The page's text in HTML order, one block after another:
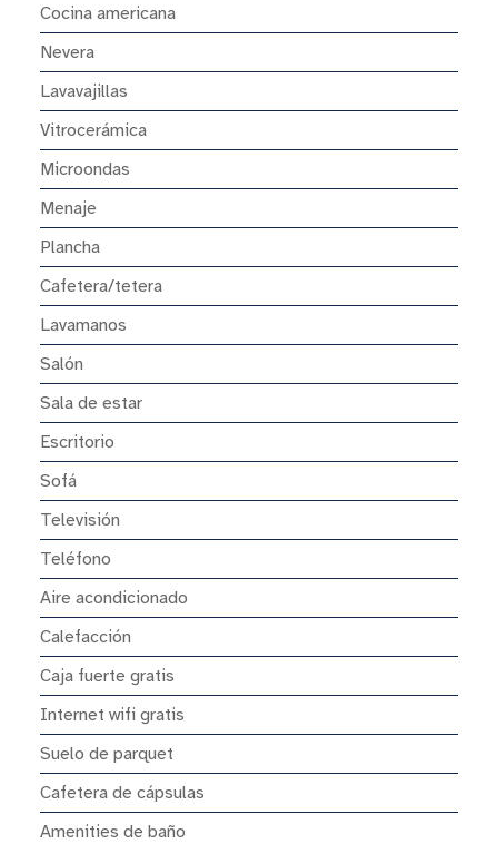
Cocina americana
Nevera
Lavavajillas
Vitrocerámica
Microondas
Menaje
Plancha
Cafetera/tetera
Lavamanos
Salón
Sala de estar
Escritorio
Sofá
Televisión
Teléfono
Aire acondicionado
Calefacción
Caja fuerte gratis
Internet wifi gratis
Suelo de parquet
Cafetera de cápsulas
Amenities de baño